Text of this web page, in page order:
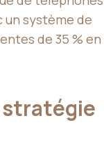
un système de
de 35 % en
stratégie